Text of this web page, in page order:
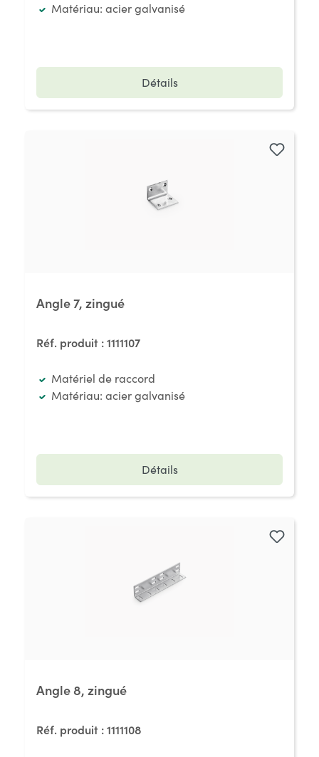
Matériau: acier galvanisé
Détails
Angle 7, zingué
Réf. produit :1111107
Matériel de raccord
Matériau: acier galvanisé
Détails
Angle 8, zingué
Réf. produit :1111108